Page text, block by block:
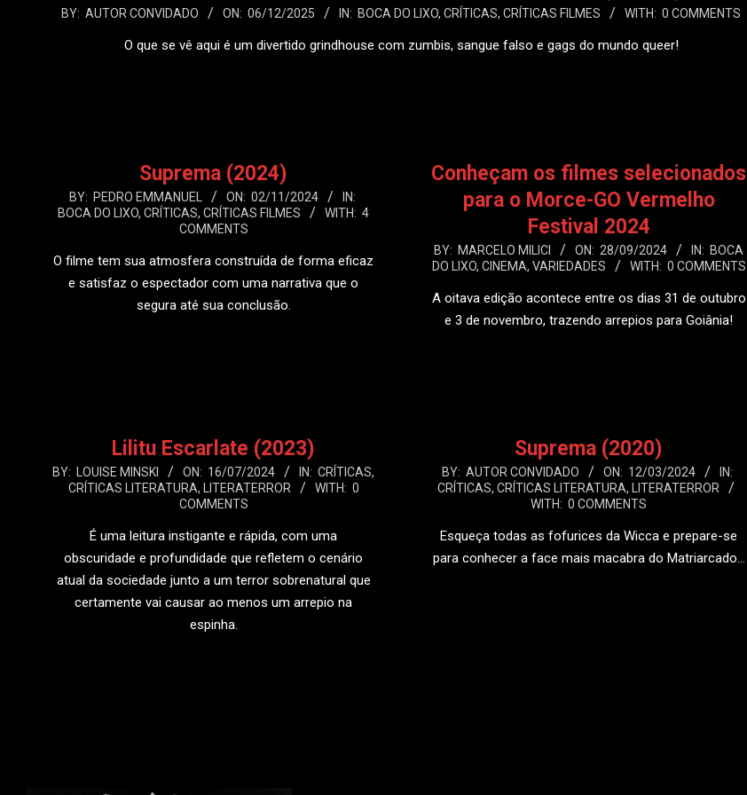
2025-
BY: AUTOR CONVIDADO ON: 06/12/2025 IN: BOCA DO LIXO, CRÍTICAS, CRÍTICAS FILMES WITH: 0 COMMENTS
O que se vê aqui é um divertido grindhouse com zumbis, sangue falso e gags do mundo queer!
Suprema (2024)
2024-
11-
BY: PEDRO EMMANUEL ON: 02/11/2024
IN:
BOCA DO LIXO, CRÍTICAS, CRÍTICAS FILMES WITH: 4
COMMENTS
O filme tem sua atmosfera construída de forma eficaz
e satisfaz o espectador com uma narrativa que o
segura até sua conclusão.
Conheçam os filmes selecionados
para o Morce-GO Vermelho
Festival 2024
2024-
09-
28
BY: MARCELO MILICI ON: 28/09/2024 IN: BOCA
DO LIXO, CINEMA, VARIEDADES WITH: 0 COMMENTS
A oitava edição acontece entre os dias 31 de outubro
e 3 de novembro, trazendo arrepios para Goiânia!
Lilitu Escarlate (2023)
2024-
07-
BY: LOUISE MINSKI ON: 16/07/2024 IN: CRÍTICAS,
CRÍTICAS LITERATURA, LITERATERROR WITH: 0
COMMENTS
É uma leitura instigante e rápida, com uma
obscuridade e profundidade que refletem o cenário
atual da sociedade junto a um terror sobrenatural que
certamente vai causar ao menos um arrepio na
espinha.
Suprema (2020)
2024-
03-
BY: AUTOR CONVIDADO ON: 12/03/2024
IN:
CRÍTICAS, CRÍTICAS LITERATURA,
LITERATERROR
WITH: 0 COMMENTS
Esqueça todas as fofurices da Wicca e prepare-se
para conhecer a face mais macabra do Matriarcado…